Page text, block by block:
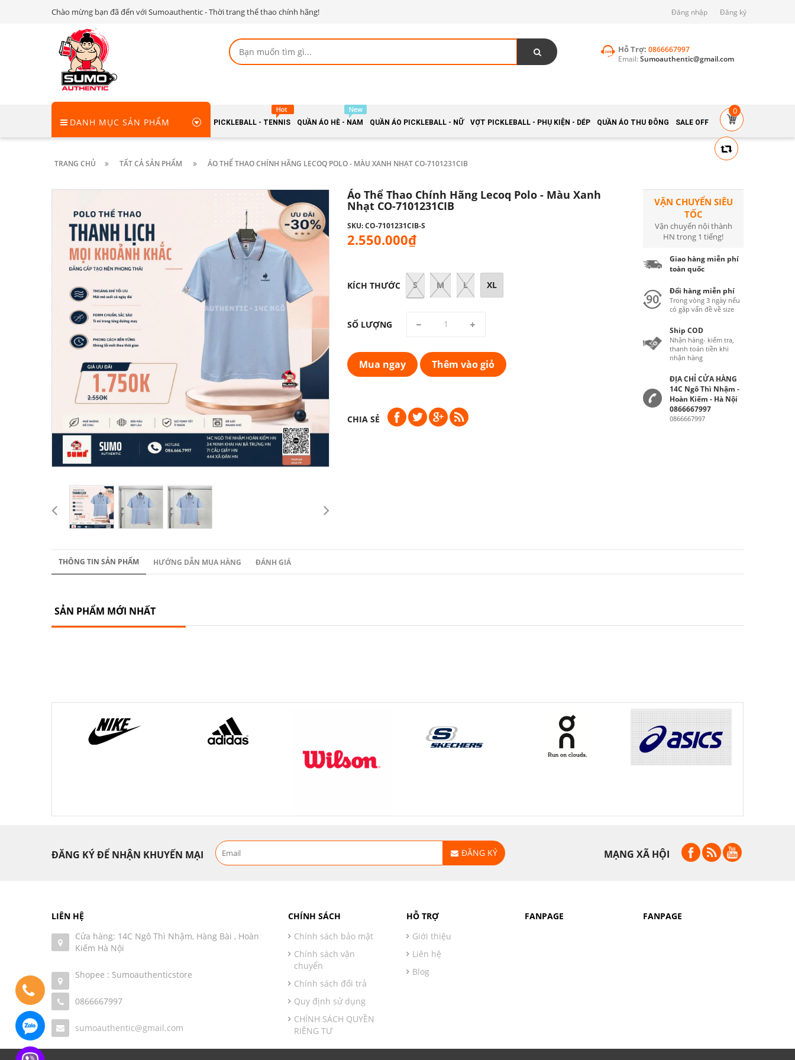
Chào mừng bạn đã đến với Sumoauthentic - Thời trang thể thao chính hãng! Đăng nhập Đăng ký
Hỗ Trợ: 0866667997
Email: Sumoauthentic@gmail.com
DANH MỤC SẢN PHẨM PICKLEBALL - TENNIS QUẦN ÁO HÈ - NAM QUẦN ÁO PICKLEBALL - NỮ VỢT PICKLEBALL - PHỤ KIỆN - DÉP QUẦN ÁO THU ĐÔNG SALE OFF
0
TRANG CHỦ TẤT CẢ SẢN PHẨM ÁO THỂ THAO CHÍNH HÃNG LECOQ POLO - MÀU XANH NHẠT CO-7101231CIB
Áo Thể Thao Chính Hãng Lecoq Polo - Màu Xanh
Nhạt CO-7101231CIB
SKU: CO-7101231CIB-S
2.550.000₫
KÍCH THƯỚC S M L XL
SỐ LƯỢNG
Mua ngay Thêm vào giỏ
CHIA SẺ
VẬN CHUYỂN SIÊU
TỐC
Vận chuyển nội thành
HN trong 1 tiếng!
Giao hàng miễn phí
toàn quốc
Đổi hàng miễn phí
Trong vòng 3 ngày nếu
có gặp vấn đề về size
Ship COD
Nhận hàng- kiểm tra,
thanh toán tiền khi
nhận hàng
ĐỊA CHỈ CỬA HÀNG
14C Ngô Thì Nhậm -
Hoàn Kiếm - Hà Nội
0866667997
0866667997
THÔNG TIN SẢN PHẨM HƯỚNG DẪN MUA HÀNG ĐÁNH GIÁ
SẢN PHẨM MỚI NHẤT
ĐĂNG KÝ ĐỂ NHẬN KHUYẾN MẠI ĐĂNG KÝ MẠNG XÃ HỘI
LIÊN HỆ
Cửa hàng: 14C Ngô Thì Nhậm, Hàng Bài , Hoàn
Kiếm Hà Nội
Shopee : Sumoauthenticstore
0866667997
sumoauthentic@gmail.com
CHÍNH SÁCH
Chính sách bảo mật
Chính sách vận
chuyển
Chính sách đổi trả
Quy định sử dụng
CHÍNH SÁCH QUYỀN
RIÊNG TƯ
HỖ TRỢ
Giới thiệu
Liên hệ
Blog
FANPAGE FANPAGE